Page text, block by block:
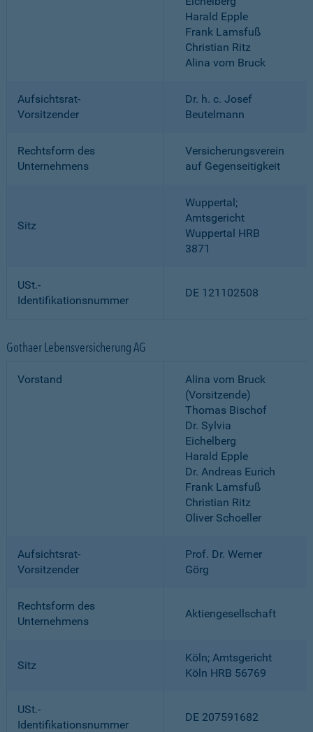
Harald Epple
Frank Lamsfuß
Christian Ritz
Alina vom Bruck
Aufsichtsrat-
Vorsitzender
Dr. h. c. Josef
Beutelmann
Rechtsform des
Unternehmens
Versicherungsverein
auf Gegenseitigkeit
Sitz
Wuppertal;
Amtsgericht
Wuppertal HRB
3871
USt.-
Identifikationsnummer
DE 121102508
Gothaer Lebensversicherung AG
Vorstand
Alina vom Bruck
(Vorsitzende)
Thomas Bischof
Dr. Sylvia
Eichelberg
Harald Epple
Dr. Andreas Eurich
Frank Lamsfuß
Christian Ritz
Oliver Schoeller
Aufsichtsrat-
Vorsitzender
Prof. Dr. Werner
Görg
Rechtsform des
Unternehmens
Aktiengesellschaft
Sitz
Köln; Amtsgericht
Köln HRB 56769
USt.-
Identifikationsnummer
DE 207591682